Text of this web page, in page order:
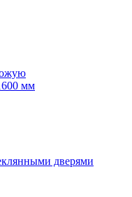
мм
дверями